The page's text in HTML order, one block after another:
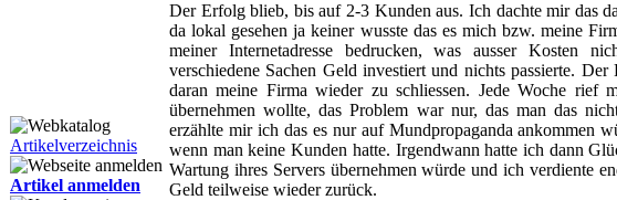
Artikelverzeichnis
Artikel anmelden
Der Erfolg blieb, bis auf 2-3 Kunden aus. Ich dachte mir das
da lokal gesehen ja keiner wusste das es mich bzw. meine
meiner Internetadresse bedrucken, was ausser Kosten
verschiedene Sachen Geld investiert und nichts passierte.
daran meine Firma wieder zu schliessen. Jede Woche rief
übernehmen wollte, das Problem war nur, das man das
erzählte mir ich das es nur auf Mundpropaganda ankommen
wenn man keine Kunden hatte. Irgendwann hatte ich dann
Wartung ihres Servers übernehmen würde und ich verdiente
Geld teilweise wieder zurück.